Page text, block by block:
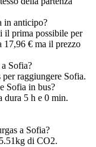
in anticipo?
il prima possibile per
17,96 € ma il prezzo
Sofia?
raggiungere Sofia.
Sofia in bus?
dura 5 h e 0 min.
a Sofia?
di CO2.